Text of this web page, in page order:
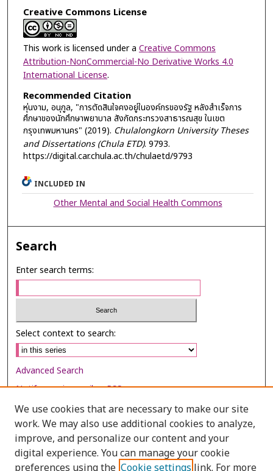
Creative Commons License
This work is licensed under a Creative Commons
Attribution-NonCommercial-No Derivative Works 4.0
International License.
Recommended Citation
หุ่นงาม, อนุกูล, "การตัดสินใจคงอยู่ในองค์กรของรัฐ หลังสำเร็จการ
ศึกษาของนักศึกษาพยาบาล สังกัดกระทรวงสาธารณสุข ในเขต
กรุงเทพมหานคร" (2019). Chulalongkorn University Theses
and Dissertations (Chula ETD). 9793.
https://digital.car.chula.ac.th/chulaetd/9793
INCLUDED IN
Other Mental and Social Health Commons
Search
Enter search terms:
Select context to search:
Advanced Search
Notify me via email orRSS
Browse
Collections
Disciplines
We use cookies that are necessary to make our site
work. We may also use additional cookies to analyze,
improve, and personalize our content and your
digital experience. You can manage your cookie
preferences using the Cookie settings link. For more